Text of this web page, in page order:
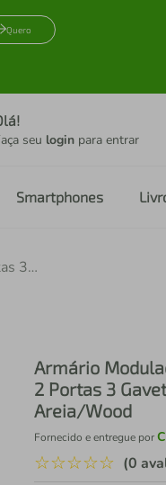
Quero
seu login para entrar
Smartphones
Armário Modulado Closet de Canto Toledo 2 Portas 3 Gavetas 5 Prateleiras Casal Areia/Wood
Armário
2 Portas 3
Areia/Wood
Fornecido e entregue por
☆☆☆☆☆ (0